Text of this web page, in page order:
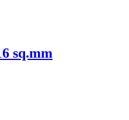
sq.mm